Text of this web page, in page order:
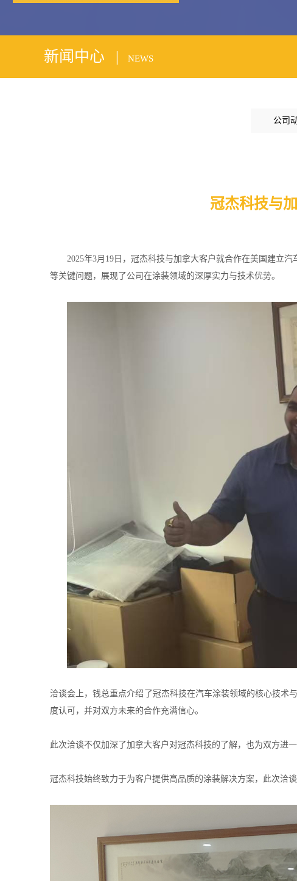
新闻中心 | NEWS
公司
冠杰科技与
2025年3月19日， 冠杰科技与加拿大客户就合作在美国建立汽
等关键问题，展现了公司在涂装领域的深厚实力与技术优势。
洽谈会上，钱总重点介绍了冠杰科技在汽车涂装领域的核心技术
度认可，并对双方未来的合作充满信心。
此次洽谈不仅加深了加拿大客户对冠杰科技的了解，也为双方进
冠杰科技始终致力于为客户提供高品质的涂装解决方案，此次洽